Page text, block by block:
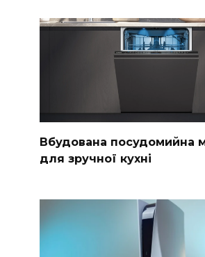
Вбудована посудомийна
для зручної кухні